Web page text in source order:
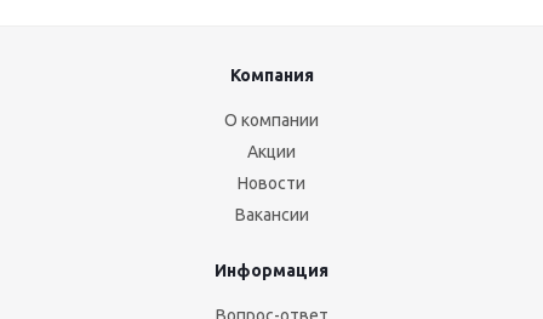
Компания
О компании
Акции
Новости
Вакансии
Информация